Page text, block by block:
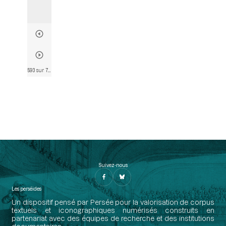
Suivez-nous
Les perséides
Un dispositif pensé par Persée pour la valorisation de corpus
textuels et iconographiques numérisés construits en
partenariat avec des équipes de recherche et des institutions